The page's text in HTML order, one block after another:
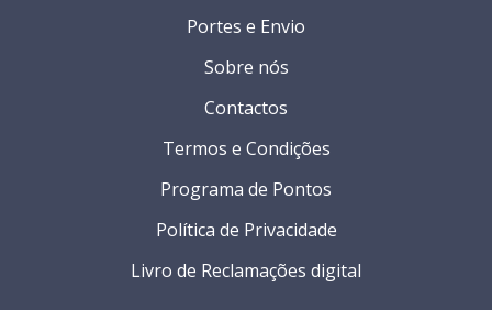
Portes e Envio
Sobre nós
Contactos
Termos e Condições
Programa de Pontos
Política de Privacidade
Livro de Reclamações digital